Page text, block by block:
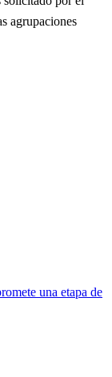
agrupaciones